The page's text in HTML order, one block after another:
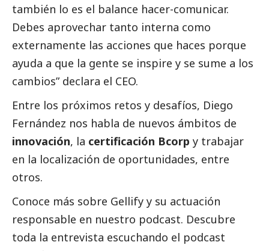
también lo es el balance hacer-comunicar.
Debes aprovechar tanto interna como
externamente las acciones que haces porque
ayuda a que la gente se inspire y se sume a los
cambios” declara el CEO.
Entre los próximos retos y desafíos, Diego
Fernández nos habla de nuevos ámbitos de
innovación, la certificación Bcorp y trabajar
en la localización de oportunidades, entre
otros.
Conoce más sobre Gellify y su actuación
responsable en nuestro podcast. Descubre
toda la entrevista escuchando el podcast